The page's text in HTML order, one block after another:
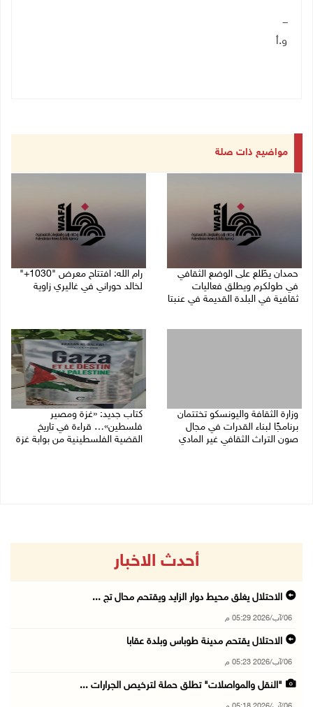
ـــ
و.أ
مواضيع ذات صلة
حمدان يطّلع على الوضع الثقافي
في طولكرم ويطلق فعاليات
ثقافية في البلدة القديمة في عنبتا
رام الله: افتتاح معرض "1030+"
لخالد حوراني في غاليري زاوية
وزارة الثقافة واليونسكو تختتمان
برنامجًا لبناء القدرات في مجال
صون التراث الثقافي غير المادي
كتاب جديد: «غزة ومصير
فلسطين»… قراءة في تاريخ
القضية الفلسطينية من بوابة غزة
أحدث الاخبار
الاحتلال يغلق محيط دوار الزايد ويقتحم محال تج ...
06/آب/2026 05:29 م
الاحتلال يقتحم مدينة طوباس وبلدة عقابا
06/آب/2026 05:23 م
"النقل والمواصلات" تطلق حملة لترخيص الجرارات ...